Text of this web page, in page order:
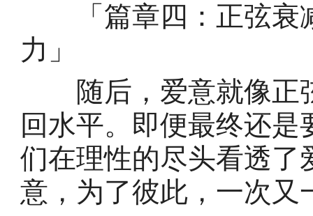
「篇章四：正弦衰
力」
随后，爱意就像正
回水平。即便最终还
们在理性的尽头看透了
意，为了彼此，一次又